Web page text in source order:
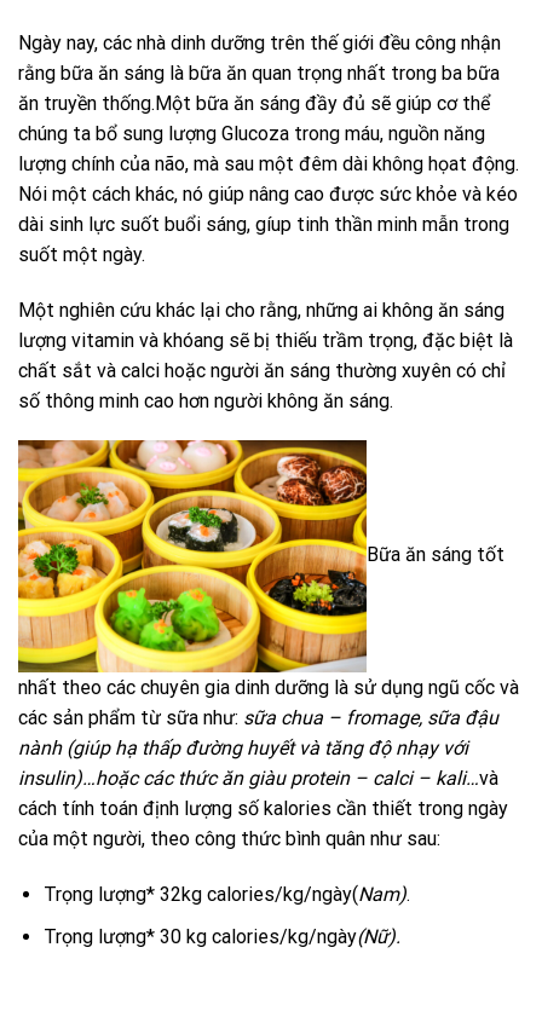
Ngày nay, các nhà dinh dưỡng trên thế giới đều công nhận
rằng bữa ăn sáng là bữa ăn quan trọng nhất trong ba bữa
ăn truyền thống.Một bữa ăn sáng đầy đủ sẽ giúp cơ thể
chúng ta bổ sung lượng Glucoza trong máu, nguồn năng
lượng chính của não, mà sau một đêm dài không họat động.
Nói một cách khác, nó giúp nâng cao được sức khỏe và kéo
dài sinh lực suốt buổi sáng, gíup tinh thần minh mẫn trong
suốt một ngày.
Một nghiên cứu khác lại cho rằng, những ai không ăn sáng
lượng vitamin và khóang sẽ bị thiếu trầm trọng, đặc biệt là
chất sắt và calci hoặc người ăn sáng thường xuyên có chỉ
số thông minh cao hơn người không ăn sáng.
Bữa ăn sáng tốt
nhất theo các chuyên gia dinh dưỡng là sử dụng ngũ cốc và
các sản phẩm từ sữa như: sữa chua – fromage, sữa đậu
nành (giúp hạ thấp đường huyết và tăng độ nhạy với
insulin)…hoặc các thức ăn giàu protein – calci – kali…và
cách tính toán định lượng số kalories cần thiết trong ngày
của một người, theo công thức bình quân như sau:
Trọng lượng* 32kg calories/kg/ngày(Nam).
Trọng lượng* 30 kg calories/kg/ngày(Nữ).